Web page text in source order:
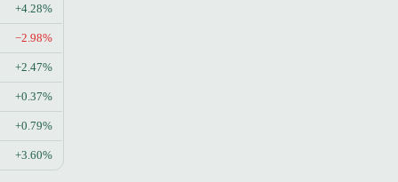
+4.28%
−2.98%
+2.47%
+0.37%
+0.79%
+3.60%